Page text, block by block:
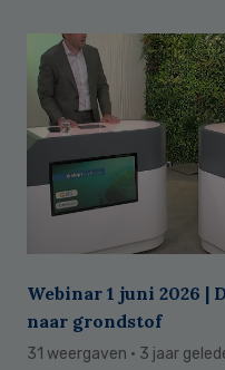
Webinar 1 juni 2026 |
naar grondstof
31 weergaven · 3 jaar